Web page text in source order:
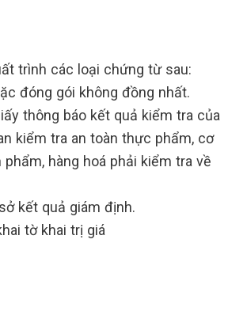
trình các loại chứng từ sau:
đóng gói không đồng nhất.
thông báo kết quả kiểm tra của
kiểm tra an toàn thực phẩm, cơ
hàng hoá phải kiểm tra về
kết quả giám định.
tờ khai trị giá